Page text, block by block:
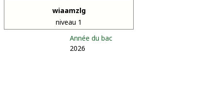
wiaamzlg
niveau 1
Année du bac
2026